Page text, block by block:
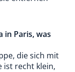
in Paris, was
die sich mit
ist recht klein,